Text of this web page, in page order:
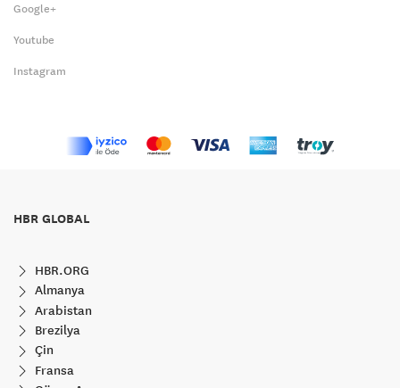
Google+
Youtube
Instagram
HBR GLOBAL
HBR.ORG
Almanya
Arabistan
Brezilya
Çin
Fransa